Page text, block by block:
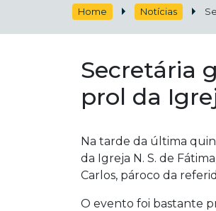
Home Notícias
Secretária
prol da
Na tarde da última
da Igreja N. S. de
Carlos, pároco da
O evento foi bastante